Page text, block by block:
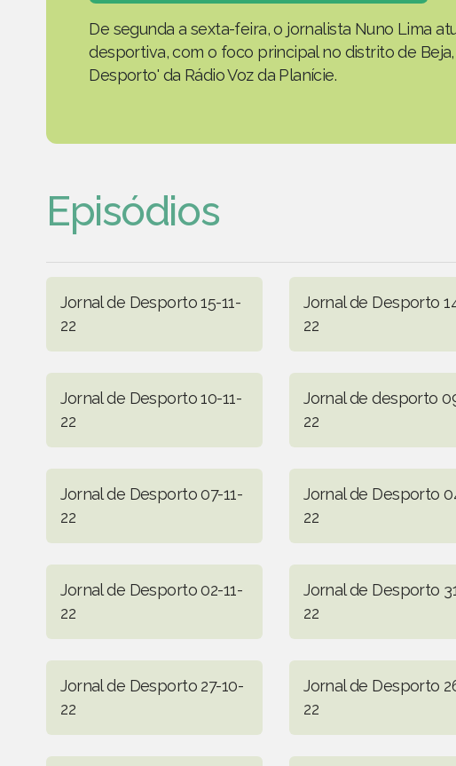
De segunda a sexta-feira, o jornalista Nuno Lima
desportiva, com o foco principal no distrito de
Desporto' da Rádio Voz da Planície.
Episódios
Jornal de Desporto 15-11-
22
Jornal de Desporto
22
Jornal de Desporto 10-11-
22
Jornal de desporto
22
Jornal de Desporto 07-11-
22
Jornal de Desporto
22
Jornal de Desporto 02-11-
22
Jornal de Desporto
22
Jornal de Desporto 27-10-
22
Jornal de Desporto
22